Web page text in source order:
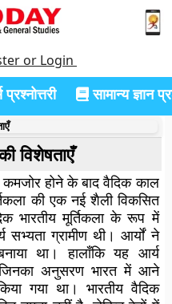
or Login
सामान्य ज्ञान
विशेषताएँ
होने के बाद वैदिक काल
की एक नई शैली विकसित
भारतीय मूर्तिकला के रूप में
सभ्यता ग्रामीण थी। आर्यों ने
था। हालाँकि यह आर्य
अनुसरण भारत में आने
गया था। भारतीय वैदिक